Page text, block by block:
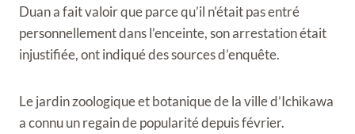
Duan a fait valoir que parce qu’il n’était pas entré
personnellement dans l’enceinte, son arrestation était
injustifiée, ont indiqué des sources d’enquête.
Le jardin zoologique et botanique de la ville d’Ichikawa
a connu un regain de popularité depuis février.